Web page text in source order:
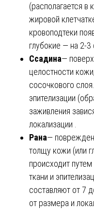
(располагается
жировой
кровоподтеки
глубокие — на 2-3
Ссадина—
целостности
сосочкового
эпителизации
заживления
локализации .
Рана—
толщу кожи (или
происходит
ткани и
составляют от 7
от размера и